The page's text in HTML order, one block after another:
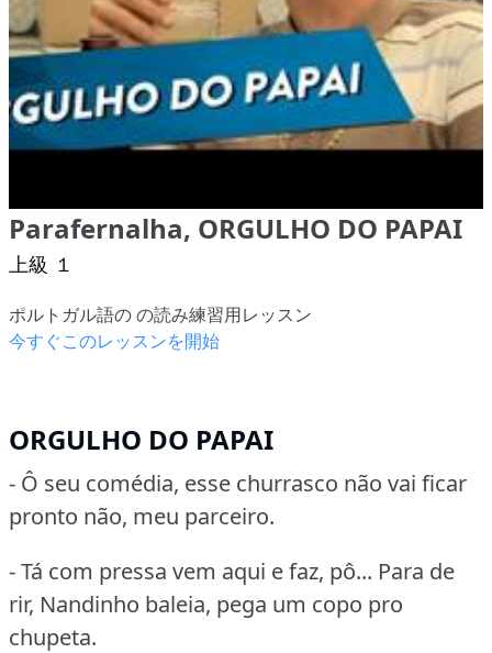
Parafernalha, ORGULHO DO PAPAI
上級 １
ポルトガル語の の読み練習用レッスン
今すぐこのレッスンを開始
ORGULHO DO PAPAI
- Ô seu comédia, esse churrasco não vai ficar
pronto não, meu parceiro.
- Tá com pressa vem aqui e faz, pô... Para de
rir, Nandinho baleia, pega um copo pro
chupeta.